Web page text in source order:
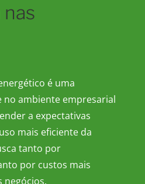
é uma
ambiente empresarial
a expectativas
mais eficiente da
tanto por
por custos mais
negócios.